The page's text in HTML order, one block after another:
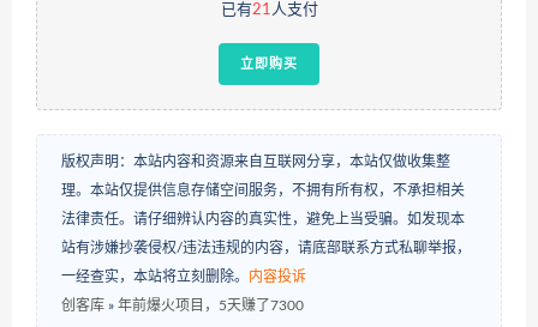
已有21人支付
立即购买
版权声明：本站内容和资源来自互联网分享，本站仅做收集整
理。本站仅提供信息存储空间服务，不拥有所有权，不承担相关
法律责任。请仔细辨认内容的真实性，避免上当受骗。如发现本
站有涉嫌抄袭侵权/违法违规的内容，请底部联系方式私聊举报，
一经查实，本站将立刻删除。 内容投诉
创客库 » 年前爆火项目，5天赚了7300